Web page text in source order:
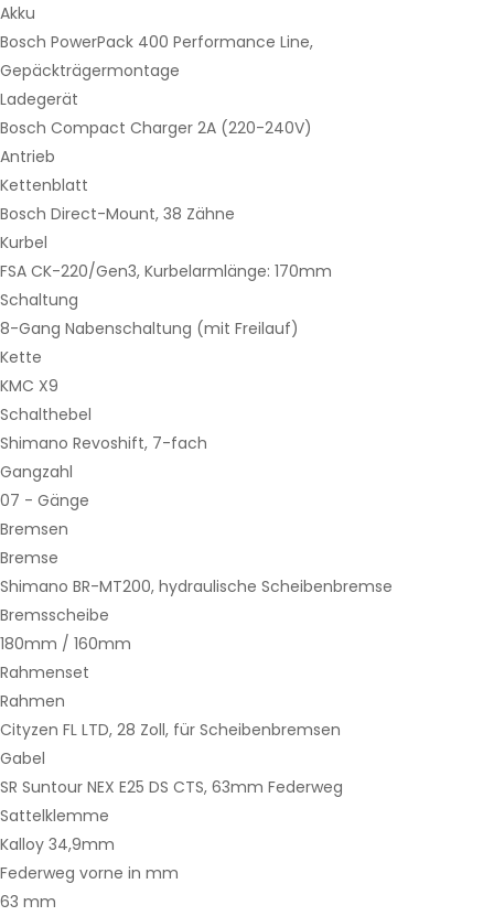
Akku
Bosch PowerPack 400 Performance Line,
Gepäckträgermontage
Ladegerät
Bosch Compact Charger 2A (220-240V)
Antrieb
Kettenblatt
Bosch Direct-Mount, 38 Zähne
Kurbel
FSA CK-220/Gen3, Kurbelarmlänge: 170mm
Schaltung
8-Gang Nabenschaltung (mit Freilauf)
Kette
KMC X9
Schalthebel
Shimano Revoshift, 7-fach
Gangzahl
07 - Gänge
Bremsen
Bremse
Shimano BR-MT200, hydraulische Scheibenbremse
Bremsscheibe
180mm / 160mm
Rahmenset
Rahmen
Cityzen FL LTD, 28 Zoll, für Scheibenbremsen
Gabel
SR Suntour NEX E25 DS CTS, 63mm Federweg
Sattelklemme
Kalloy 34,9mm
Federweg vorne in mm
63 mm